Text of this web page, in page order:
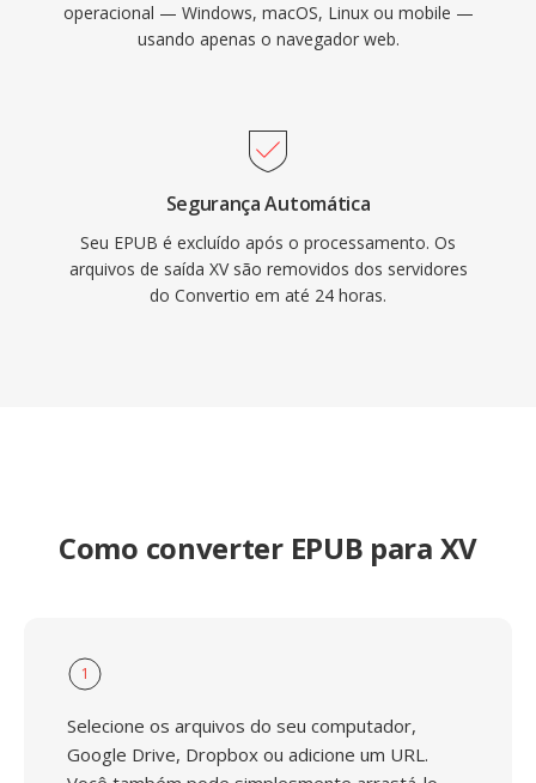
operacional — Windows, macOS, Linux ou mobile —
usando apenas o navegador web.
Segurança Automática
Seu EPUB é excluído após o processamento. Os
arquivos de saída XV são removidos dos servidores
do Convertio em até 24 horas.
Como converter EPUB para XV
1
Selecione os arquivos do seu computador,
Google Drive, Dropbox ou adicione um URL.